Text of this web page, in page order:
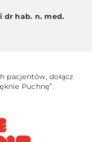
dr hab. n. med.
pacjentów, dołącz
Puchnę”.